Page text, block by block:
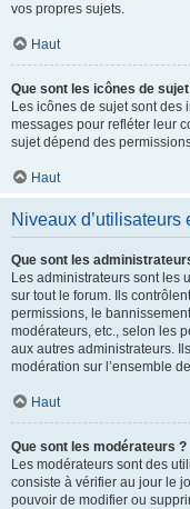
vos propres sujets.
Haut
Que sont les icônes de
Les icônes de sujet sont
messages pour refléter leur
sujet dépend des
Haut
Niveaux d’utilisateurs
Que sont les
Les administrateurs sont les
sur tout le forum. Ils
permissions, le
modérateurs, etc., selon les
aux autres administrateurs.
modération sur l’ensemble
Haut
Que sont les modérateurs ?
Les modérateurs sont des
consiste à vérifier au jour le
pouvoir de modifier ou